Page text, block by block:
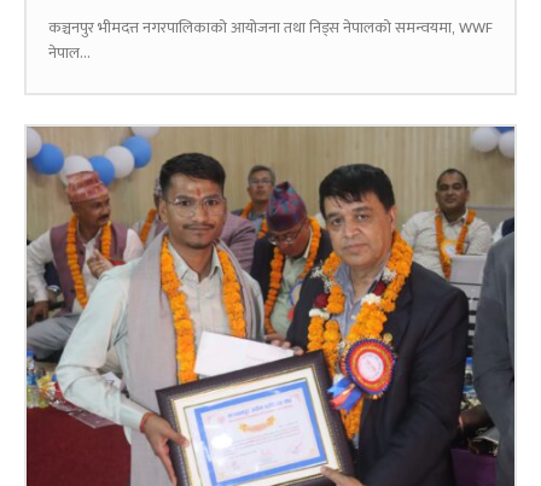
कञ्चनपुर भीमदत्त नगरपालिकाको आयोजना तथा निड्स नेपालको समन्वयमा, WWF
नेपाल...